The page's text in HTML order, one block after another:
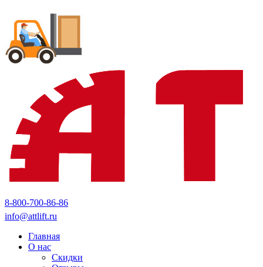
8-800-700-86-86
info@attlift.ru
Главная
О нас
Скидки